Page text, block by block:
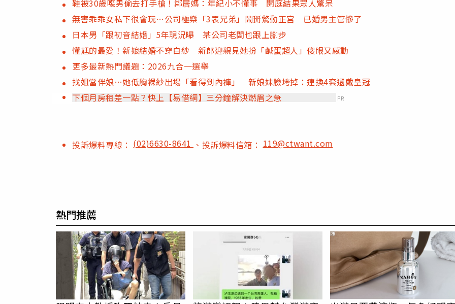
鞋被30歲噁男偷去打手槍！鄰居媽：年紀小不懂事 開庭結果眾人驚呆
無害乖乖女私下很會玩…公司極樂「3表兄弟」鬧掰驚動正宮 已婚男主管慘了
日本男「跟初音結婚」5年現況曝 某公司老闆也跟上腳步
懂尪的最愛！新娘結婚不穿白紗 新郎迎親見她扮「鹹蛋超人」傻眼又感動
更多最新熱門議題：2026九合一選舉
找姐當伴娘…她低胸裸紗出場「看得到內褲」 新娘妹臉垮掉：連換4套還戴皇冠
下個月房租差一點？快上【易借網】三分鐘解決燃眉之急
PR
投訴爆料專線： (02)6630-8641 、投訴爆料信箱：119@ctwant.com
熱門推薦
PR